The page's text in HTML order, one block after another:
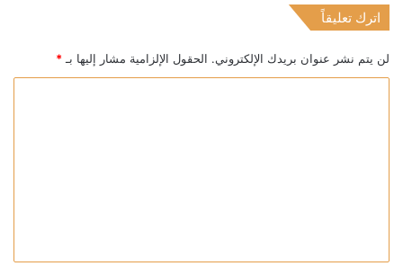
اترك تعليقاً
لن يتم نشر عنوان بريدك الإلكتروني. الحقول الإلزامية مشار إليها بـ *